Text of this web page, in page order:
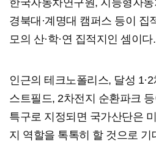
한국자동차연구원, 지능형자
경북대·계명대 캠퍼스 등이 집
모의 산·학·연 집적지인 셈이다.
인근의 테크노폴리스, 달성
스트필드, 2차전지 순환파크
특구로 지정되면 국가산단은
지 역할을 톡톡히 할 것으로 기